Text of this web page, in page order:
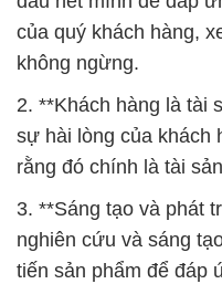
của quý khách hàng,
không ngừng.
2. **Khách hàng là tài
sự hài lòng của khách
rằng đó chính là tài
3. **Sáng tạo và phát
nghiên cứu và sáng
tiến sản phẩm để đáp